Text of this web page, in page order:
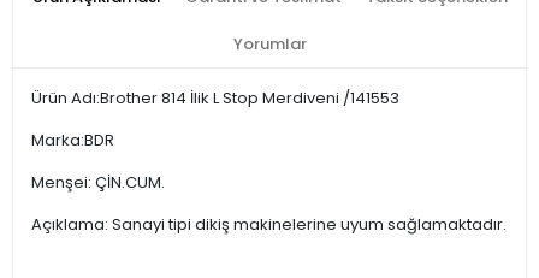
Yorumlar
Ürün Adı:Brother 814 İlik L Stop Merdiveni /141553
Marka:BDR
Menşei: ÇİN.CUM.
Açıklama: Sanayi tipi dikiş makinelerine uyum sağlamaktadır.